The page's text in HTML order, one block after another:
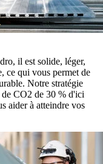
il est solide, léger,
ce qui vous permet de
Notre stratégie
de CO2 de 30 % d'ici
aider à atteindre vos